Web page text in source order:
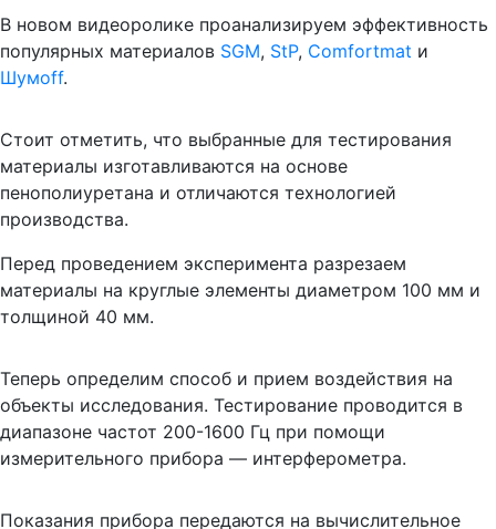
В новом видеоролике проанализируем эффективность
популярных материалов SGM, StP, Comfortmat и
Шумоff.
Стоит отметить, что выбранные для тестирования
материалы изготавливаются на основе
пенополиуретана и отличаются технологией
производства.
Перед проведением эксперимента разрезаем
материалы на круглые элементы диаметром 100 мм и
толщиной 40 мм.
Теперь определим способ и прием воздействия на
объекты исследования. Тестирование проводится в
диапазоне частот 200-1600 Гц при помощи
измерительного прибора — интерферометра.
Показания прибора передаются на вычислительное